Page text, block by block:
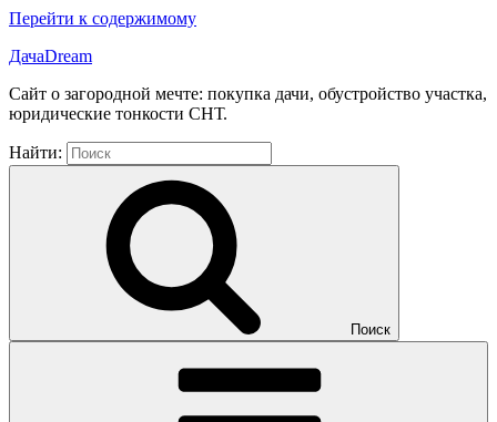
Перейти к содержимому
ДачаDream
Сайт о загородной мечте: покупка дачи, обустройство участка,
юридические тонкости СНТ.
Найти:
Поиск